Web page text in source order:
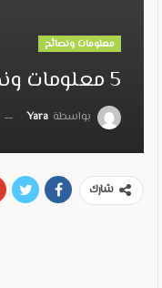
معلومات ونصائح
5 معلومات ونصائح غذائية لصحة أفضل
بواسطة Yara
شارك